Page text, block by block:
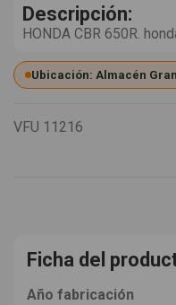
Descripción:
HONDA CBR 650R.
Ubicación: Almacén
VFU 11216
Ficha del
Año fabricación